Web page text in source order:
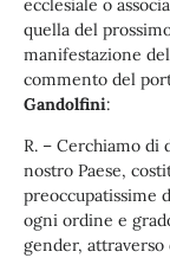
ecclesiale o
quella del
manifestazione
commento del
Gandolfini:
R. – Cerchiamo di
nostro Paese,
preoccupatissime
ogni ordine e
gender,